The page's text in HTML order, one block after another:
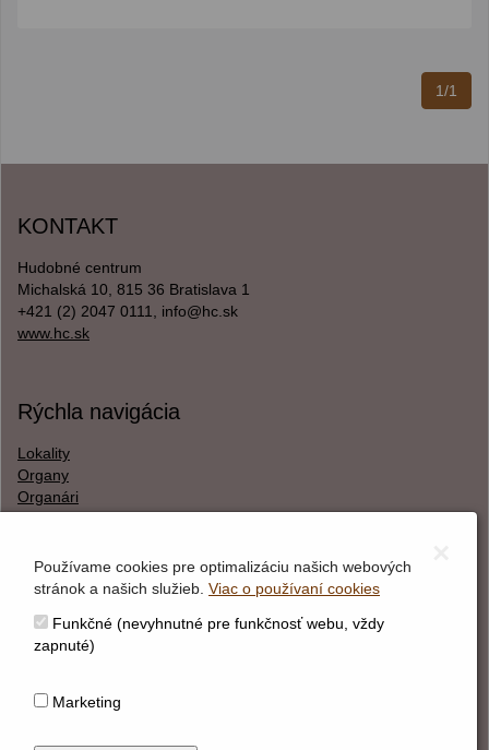
1/1
KONTAKT
Hudobné centrum
Michalská 10, 815 36 Bratislava 1
+421 (2) 2047 0111, info@hc.sk
www.hc.sk
Rýchla navigácia
Lokality
Organy
Organári
O webstránke
Správca obsahu
Vyhlásenie o cookies
Používame cookies pre optimalizáciu našich webových
stránok a našich služieb. Viac o používaní cookies
Funkčné (nevyhnutné pre funkčnosť webu, vždy
zapnuté)
Marketing